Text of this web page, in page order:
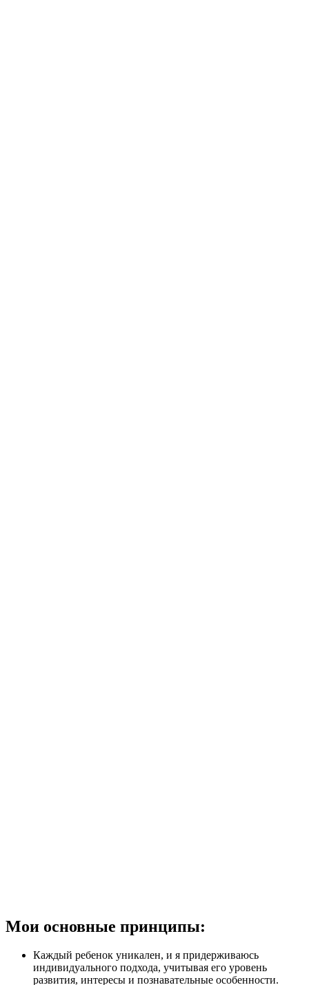
Мои основные принципы:
Каждый ребенок уникален, и я придерживаюсь
индивидуального подхода, учитывая его уровень
развития, интересы и познавательные особенности.